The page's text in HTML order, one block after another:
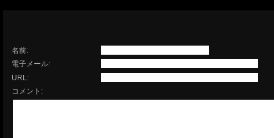
名前:
電子メール:
URL:
コメント: